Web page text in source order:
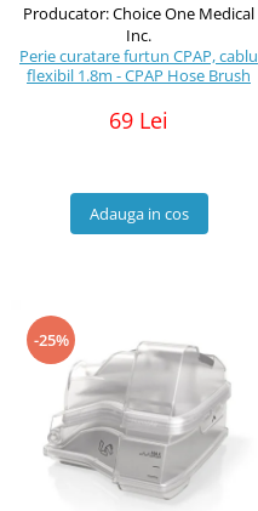
Producator: Choice One Medical
Inc.
Perie curatare furtun CPAP, cablu
flexibil 1.8m - CPAP Hose Brush
69 Lei
Adauga in cos
-25%